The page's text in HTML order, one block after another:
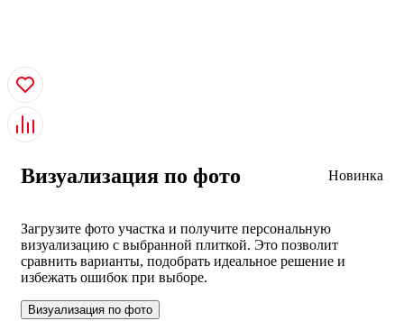
Визуализация по фото Новинка
Загрузите фото участка и получите персональную
визуализацию с выбранной плиткой. Это позволит
сравнить варианты, подобрать идеальное решение и
избежать ошибок при выборе.
Визуализация по фото